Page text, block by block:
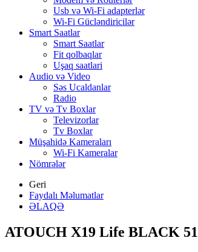
Usb və Wi-Fi adapterlər
Wi-Fi Gücləndiricilər
Smart Saatlar
Smart Saatlar
Fit qolbaqlar
Uşaq saatlari
Audio və Video
Səs Ucaldanlar
Radio
TV və Tv Boxlar
Televizorlar
Tv Boxlar
Müşahidə Kameraları
Wi-Fi Kameralar
Nömrələr
Geri
Faydalı Məlumatlar
ƏLAQƏ
ATOUCH X19 Life BLACK